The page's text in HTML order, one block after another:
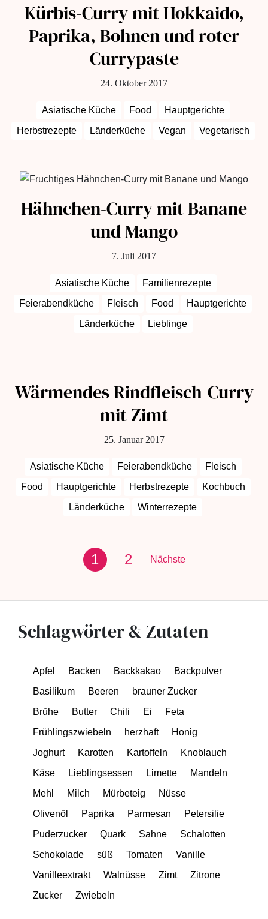
Kürbis-Curry mit Hokkaido,
Paprika, Bohnen und roter
Currypaste
24. Oktober 2017
Asiatische Küche Food
Hauptgerichte
Herbstrezepte
Länderküche Vegan Vegetarisch
Hähnchen-Curry mit Banane
und Mango
7. Juli 2017
Asiatische Küche
Familienrezepte
Feierabendküche
Fleisch Food
Hauptgerichte
Länderküche
Lieblinge
Wärmendes Rindfleisch-Curry
mit Zimt
25. Januar 2017
Asiatische Küche Feierabendküche
Fleisch
Food
Hauptgerichte Herbstrezepte
Kochbuch
Länderküche
Winterrezepte
1 2 Nächste
Schlagwörter & Zutaten
Apfel Backen Backkakao
Backpulver
Basilikum
Beeren
brauner Zucker
Brühe
Butter Chili Ei
Feta
Frühlingszwiebeln
herzhaft
Honig
Joghurt
Karotten Kartoffeln
Knoblauch
Käse
Lieblingsessen Limette
Mandeln
Mehl
Milch Mürbeteig
Nüsse
Olivenöl
Paprika Parmesan
Petersilie
Puderzucker
Quark Sahne
Schalotten
Schokolade
süß Tomaten
Vanille
Vanilleextrakt
Walnüsse Zimt
Zitrone
Zucker
Zwiebeln